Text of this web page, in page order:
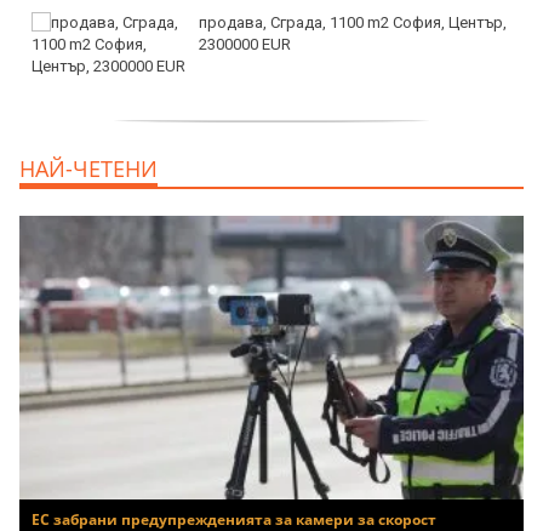
продава, Сграда, 1100 m2 София, Център,
2300000 EUR
НАЙ-ЧЕТЕНИ
ЕС забрани предупрежденията за камери за скорост